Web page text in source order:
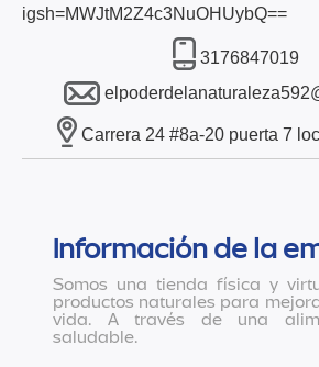
igsh=MWJtM2Z4c3NuOHUybQ==
3176847019
Carrera 24 #8a-20 puerta 7
Información de la
Somos una tienda física y
productos naturales para
vida. A través de una
saludable.